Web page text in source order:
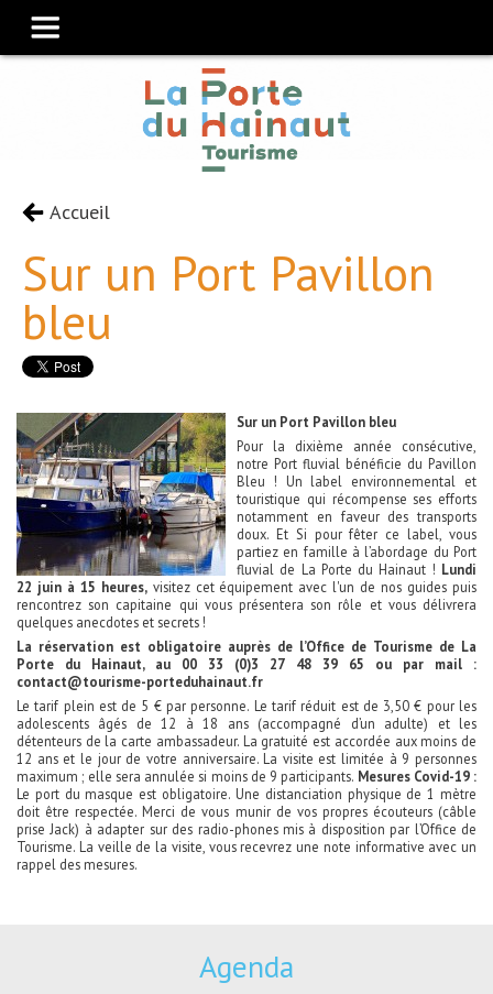
Accueil
Sur un Port Pavillon
bleu
Sur un Port Pavillon bleu
Pour la dixième année consécutive,
notre Port fluvial bénéficie du Pavillon
Bleu ! Un label environnemental et
touristique qui récompense ses efforts
notamment en faveur des transports
doux. Et Si pour fêter ce label, vous
partiez en famille à l’abordage du Port
fluvial de La Porte du Hainaut ! Lundi
22 juin à 15 heures,visitez cet équipement avec l'un de nos guides puis
rencontrez son capitaine qui vous présentera son rôle et vous délivrera
quelques anecdotes et secrets !
La réservation est obligatoire auprès de l’Office de Tourisme de La
Porte du Hainaut, au 00 33 (0)3 27 48 39 65 ou par mail :
contact@tourisme-porteduhainaut.fr
Le tarif plein est de 5 € par personne. Le tarif réduit est de 3,50 € pour les
adolescents âgés de 12 à 18 ans (accompagné d’un adulte) et les
détenteurs de la carte ambassadeur. La gratuité est accordée aux moins de
12 ans et le jour de votre anniversaire. La visite est limitée à 9 personnes
maximum ; elle sera annulée si moins de 9 participants. Mesures Covid-19 :
Le port du masque est obligatoire. Une distanciation physique de 1 mètre
doit être respectée. Merci de vous munir de vos propres écouteurs (câble
prise Jack) à adapter sur des radio-phones mis à disposition par l’Office de
Tourisme. La veille de la visite, vous recevrez une note informative avec un
rappel des mesures.
Agenda